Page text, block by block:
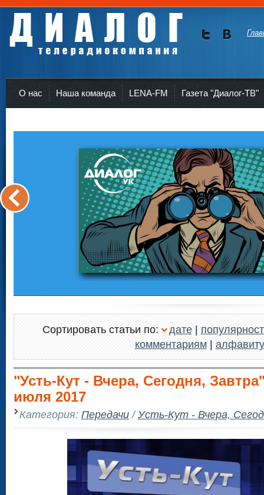
О нас Наша команда LENA-FM Газета "Диалог-ТВ"
Сортировать статьи по: дате|
комментариям| алфавиту
"Усть-Кут - Вчера, Сегодня,
июля 2017
Категория: Передачи/Усть-Кут - Вчера,